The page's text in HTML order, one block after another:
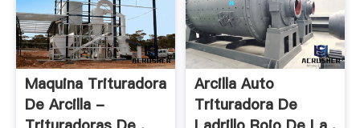
Maquina Trituradora
De Arcilla -
Arcilla Auto
Trituradora De